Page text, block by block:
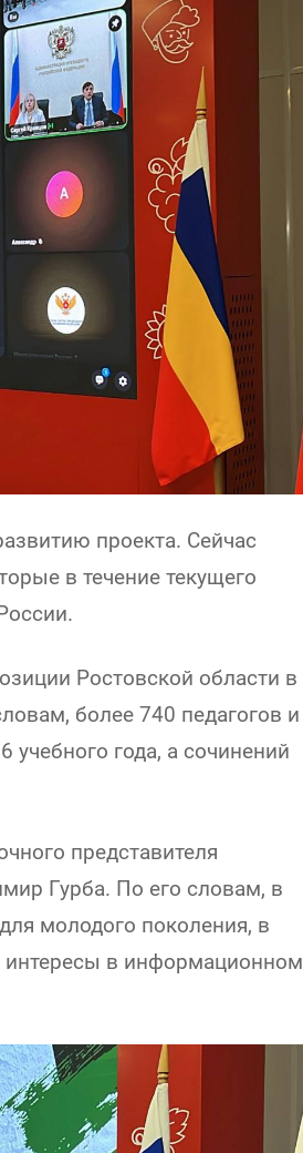
проекта. Сейчас
в течение текущего
Ростовской области в
более 740 педагогов и
года, а сочинений
представителя
Гурба. По его словам, в
молодого поколения, в
интересы в информационном